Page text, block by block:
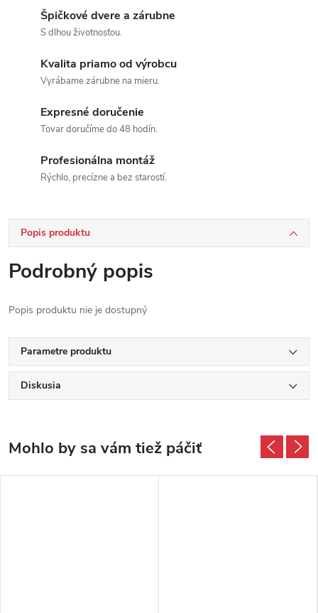
Špičkové dvere a zárubne
S dlhou životnosťou.
Kvalita priamo od výrobcu
Vyrábame zárubne na mieru.
Expresné doručenie
Tovar doručíme do 48 hodín.
Profesionálna montáž
Rýchlo, precízne a bez starostí.
Popis produktu
Podrobný popis
Popis produktu nie je dostupný
Parametre produktu
Diskusia